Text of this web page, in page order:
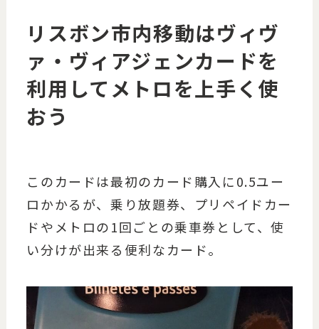
リスボン市内移動はヴィヴ
ァ・ヴィアジェンカードを
利用してメトロを上手く使
おう
このカードは最初のカード購入に0.5ユー
ロかかるが、乗り放題券、プリペイドカー
ドやメトロの1回ごとの乗車券として、使
い分けが出来る便利なカード。